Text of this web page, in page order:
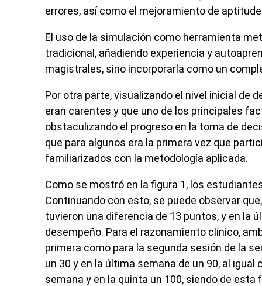
errores, así como el mejoramiento de
El uso de la simulación como herramienta
tradicional, añadiendo experiencia y
magistrales, sino incorporarla como un
Por otra parte, visualizando el nivel inicial de
eran carentes y que uno de los principales
obstaculizando el progreso en la toma de
que para algunos era la primera vez que
familiarizados con la metodología aplicada.
Como se mostró en la figura 1, los
Continuando con esto, se puede observar
tuvieron una diferencia de 13 puntos,y en la
desempeño. Para el razonamiento clínico,
primera como para la segunda sesión de la
un 30 y en la última semana de un 90, al
semana y en la quinta un 100, siendo de